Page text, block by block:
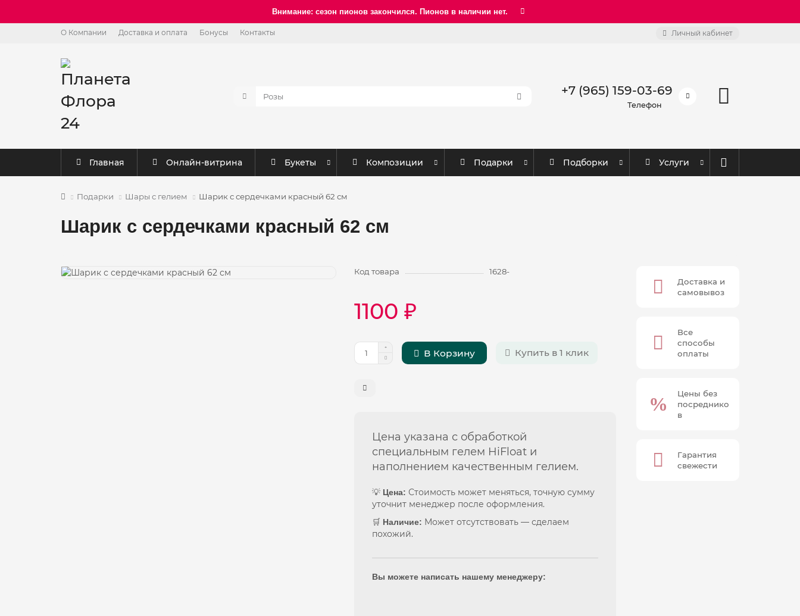
Внимание: сезон пионов закончился. Пионов в наличии нет.
О Компании Доставка и оплата Бонусы Контакты Личный кабинет
+7 (965) 159-03-69
Телефон
Главная Онлайн-витрина Букеты Композиции Подарки Подборки Услуги
Подарки Шары с гелием Шарик с сердечками красный 62 см
Шарик с сердечками красный 62 см
Код товара 1628-
1100 ₽
В Корзину Купить в 1 клик
Цена указана с обработкой
специальным гелем HiFloat и
наполнением качественным гелием.
💡 Цена: Стоимость может меняться, точную сумму
уточнит менеджер после оформления.
🛒 Наличие: Может отсутствовать — сделаем
похожий.
Вы можете написать нашему менеджеру:
Доставка и
самовывоз
Все
способы
оплаты
Цены без
посреднико
в
Гарантия
свежести